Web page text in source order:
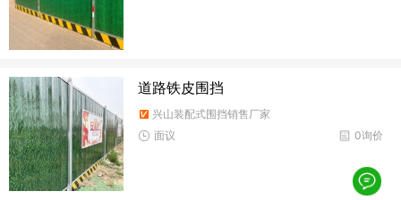
道路铁皮围挡
兴山装配式围挡销售厂家
0询价
面议